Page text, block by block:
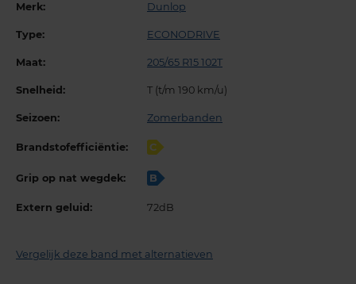
Merk: Dunlop
Type: ECONODRIVE
Maat: 205/65 R15 102T
Snelheid: T (t/m 190 km/u)
Seizoen: Zomerbanden
Brandstofefficiëntie: C
Grip op nat wegdek: B
Extern geluid: 72dB
Vergelijk deze band met alternatieven